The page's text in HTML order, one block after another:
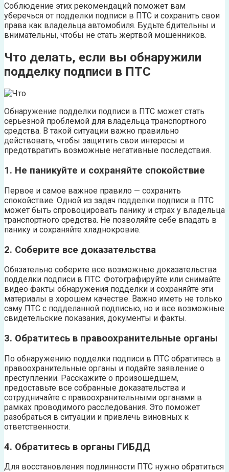
Соблюдение этих рекомендаций поможет вам
уберечься от подделки подписи в ПТС и сохранить свои
права как владельца автомобиля. Будьте бдительны и
внимательны, чтобы не стать жертвой мошенников.
Что делать, если вы обнаружили
подделку подписи в ПТС
Обнаружение подделки подписи в ПТС может стать
серьезной проблемой для владельца транспортного
средства. В такой ситуации важно правильно
действовать, чтобы защитить свои интересы и
предотвратить возможные негативные последствия.
1. Не паникуйте и сохраняйте спокойствие
Первое и самое важное правило — сохранить
спокойствие. Одной из задач подделки подписи в ПТС
может быть спровоцировать панику и страх у владельца
транспортного средства. Не позволяйте себе впадать в
панику и сохраняйте хладнокровие.
2. Соберите все доказательства
Обязательно соберите все возможные доказательства
подделки подписи в ПТС. Фотографируйте или снимайте
видео факты обнаружения подделки и сохраняйте эти
материалы в хорошем качестве. Важно иметь не только
саму ПТС с подделанной подписью, но и все возможные
свидетельские показания, документы и факты.
3. Обратитесь в правоохранительные органы
По обнаружению подделки подписи в ПТС обратитесь в
правоохранительные органы и подайте заявление о
преступлении. Расскажите о произошедшем,
предоставьте все собранные доказательства и
сотрудничайте с правоохранительными органами в
рамках проводимого расследования. Это поможет
разобраться в ситуации и привлечь виновных к
ответственности.
4. Обратитесь в органы ГИБДД
Для восстановления подлинности ПТС нужно обратиться